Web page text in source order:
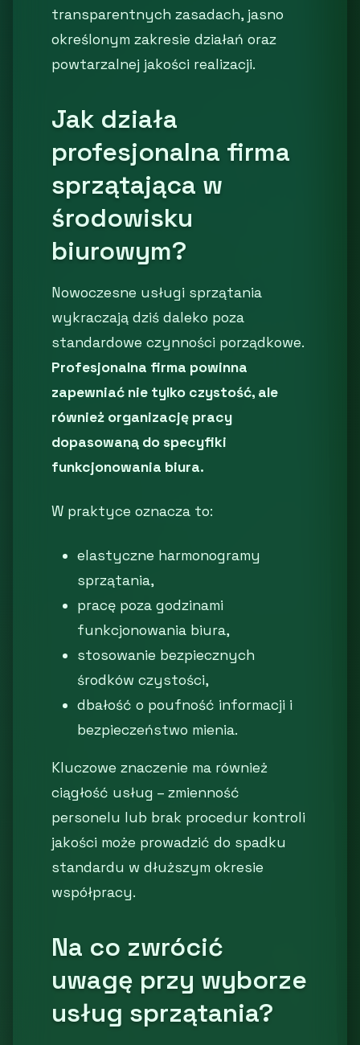
transparentnych zasadach, jasno
określonym zakresie działań oraz
powtarzalnej jakości realizacji.
Jak działa
profesjonalna firma
sprzątająca w
środowisku
biurowym?
Nowoczesne usługi sprzątania
wykraczają dziś daleko poza
standardowe czynności porządkowe.
Profesjonalna firma powinna
zapewniać nie tylko czystość, ale
również organizację pracy
dopasowaną do specyfiki
funkcjonowania biura.
W praktyce oznacza to:
elastyczne harmonogramy
sprzątania,
pracę poza godzinami
funkcjonowania biura,
stosowanie bezpiecznych
środków czystości,
dbałość o poufność informacji i
bezpieczeństwo mienia.
Kluczowe znaczenie ma również
ciągłość usług – zmienność
personelu lub brak procedur kontroli
jakości może prowadzić do spadku
standardu w dłuższym okresie
współpracy.
Na co zwrócić
uwagę przy wyborze
usług sprzątania?